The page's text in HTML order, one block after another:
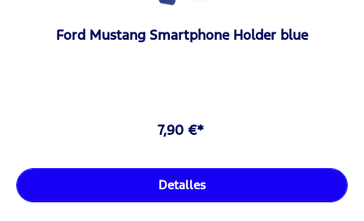
Ford Mustang Smartphone Holder blue
7,90 €*
Detalles